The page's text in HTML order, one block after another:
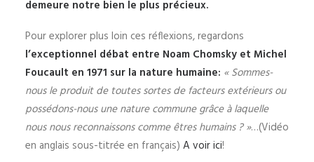
demeure notre bien le plus précieux.
Pour explorer plus loin ces réflexions, regardons
l’exceptionnel débat entre Noam Chomsky et Michel
Foucault en 1971 sur la nature humaine: « Sommes-
nous le produit de toutes sortes de facteurs extérieurs ou
possédons-nous une nature commune grâce à laquelle
nous nous reconnaissons comme êtres humains ? »…(Vidéo
en anglais sous-titrée en français) A voir ici!